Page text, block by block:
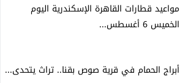
مواعيد قطارات القاهرة الإسكندرية اليوم
الخميس 6 أغسطس...
أبراج الحمام في قرية صوص بقنا.. تراث يتحدى...